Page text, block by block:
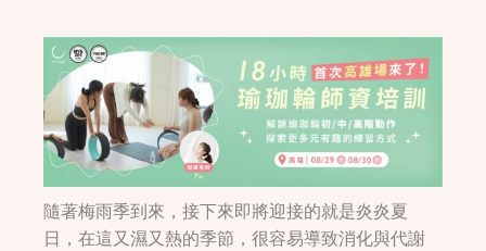
隨著梅雨季到來，接下來即將迎接的就是炎炎夏
日，在這又濕又熱的季節，很容易導致消化與代謝